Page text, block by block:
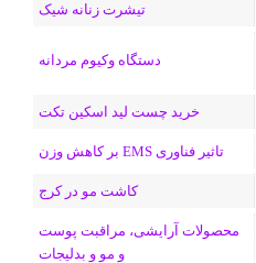
تیشرت زنانه شیک
دستگاه وکیوم مردانه
خرید چست لید اسکین تکت
تاثیر فناوری EMS بر کاهش وزن
کاشت مو در کرج
محصولات آرایشی، مراقبت پوست
و مو و بدلیجات